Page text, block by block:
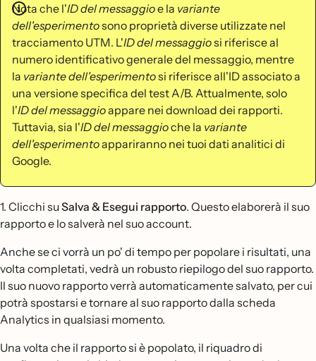
Nota che l'ID del messaggioe la variante
dell'esperimentosono proprietà diverse utilizzate nel
tracciamento UTM. L'ID del messaggiosi riferisce al
numero identificativo generale del messaggio, mentre
la variante dell'esperimentosi riferisce all'ID associato a
una versione specifica del test A/B. Attualmente, solo
l'ID del messaggioappare nei download dei rapporti.
Tuttavia, sia l'ID del messaggioche la variante
dell'esperimentoappariranno nei tuoi dati analitici di
Google.
1. Clicchi suSalva & Esegui rapporto. Questo elaborerà il suo
rapporto e lo salverà nel suo account.
Anche se ci vorrà un po' di tempo per popolare i risultati, una
volta completati, vedrà un robusto riepilogo del suo rapporto.
Il suo nuovo rapporto verrà automaticamente salvato, per cui
potrà spostarsi e tornare al suo rapporto dalla scheda
Analytics in qualsiasi momento.
Una volta che il rapporto si è popolato, il riquadro di